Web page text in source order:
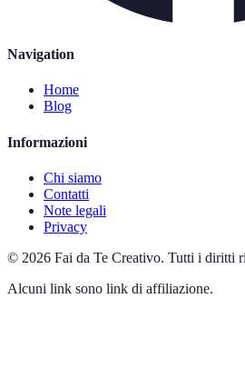
Navigation
Home
Blog
Informazioni
Chi siamo
Contatti
Note legali
Privacy
© 2026 Fai da Te Creativo. Tutti i diritti
Alcuni link sono link di affiliazione.